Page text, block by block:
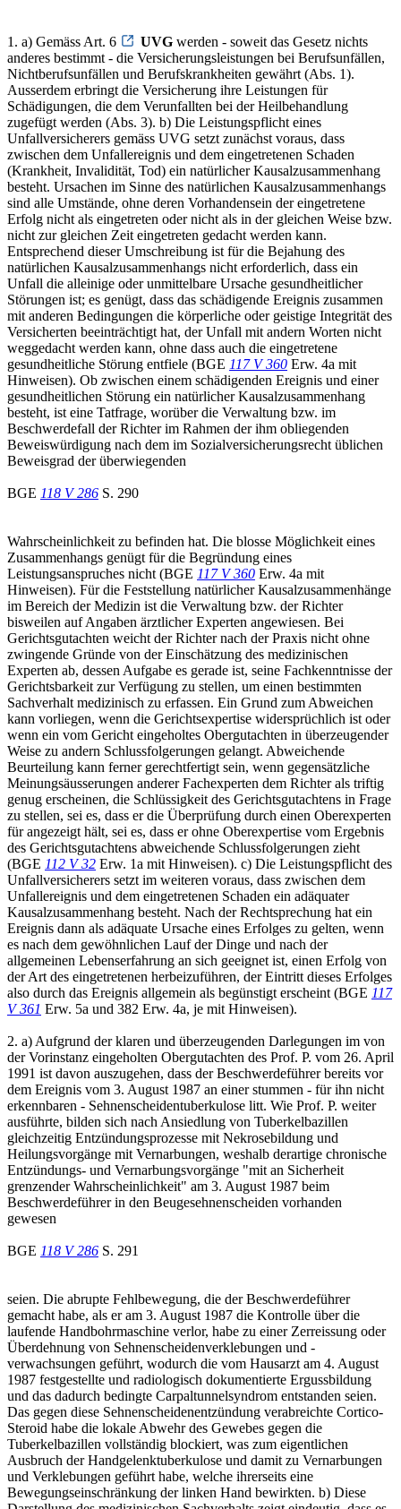
1. a) Gemäss Art. 6 UVG werden - soweit das Gesetz nichts
anderes bestimmt - die Versicherungsleistungen bei Berufsunfällen,
Nichtberufsunfällen und Berufskrankheiten gewährt (Abs. 1).
Ausserdem erbringt die Versicherung ihre Leistungen für
Schädigungen, die dem Verunfallten bei der Heilbehandlung
zugefügt werden (Abs. 3). b) Die Leistungspflicht eines
Unfallversicherers gemäss UVG setzt zunächst voraus, dass
zwischen dem Unfallereignis und dem eingetretenen Schaden
(Krankheit, Invalidität, Tod) ein natürlicher Kausalzusammenhang
besteht. Ursachen im Sinne des natürlichen Kausalzusammenhangs
sind alle Umstände, ohne deren Vorhandensein der eingetretene
Erfolg nicht als eingetreten oder nicht als in der gleichen Weise bzw.
nicht zur gleichen Zeit eingetreten gedacht werden kann.
Entsprechend dieser Umschreibung ist für die Bejahung des
natürlichen Kausalzusammenhangs nicht erforderlich, dass ein
Unfall die alleinige oder unmittelbare Ursache gesundheitlicher
Störungen ist; es genügt, dass das schädigende Ereignis zusammen
mit anderen Bedingungen die körperliche oder geistige Integrität des
Versicherten beeinträchtigt hat, der Unfall mit andern Worten nicht
weggedacht werden kann, ohne dass auch die eingetretene
gesundheitliche Störung entfiele (BGE 117 V 360 Erw. 4a mit
Hinweisen). Ob zwischen einem schädigenden Ereignis und einer
gesundheitlichen Störung ein natürlicher Kausalzusammenhang
besteht, ist eine Tatfrage, worüber die Verwaltung bzw. im
Beschwerdefall der Richter im Rahmen der ihm obliegenden
Beweiswürdigung nach dem im Sozialversicherungsrecht üblichen
Beweisgrad der überwiegenden
BGE 118 V 286 S. 290
Wahrscheinlichkeit zu befinden hat. Die blosse Möglichkeit eines
Zusammenhangs genügt für die Begründung eines
Leistungsanspruches nicht (BGE 117 V 360 Erw. 4a mit
Hinweisen). Für die Feststellung natürlicher Kausalzusammenhänge
im Bereich der Medizin ist die Verwaltung bzw. der Richter
bisweilen auf Angaben ärztlicher Experten angewiesen. Bei
Gerichtsgutachten weicht der Richter nach der Praxis nicht ohne
zwingende Gründe von der Einschätzung des medizinischen
Experten ab, dessen Aufgabe es gerade ist, seine Fachkenntnisse der
Gerichtsbarkeit zur Verfügung zu stellen, um einen bestimmten
Sachverhalt medizinisch zu erfassen. Ein Grund zum Abweichen
kann vorliegen, wenn die Gerichtsexpertise widersprüchlich ist oder
wenn ein vom Gericht eingeholtes Obergutachten in überzeugender
Weise zu andern Schlussfolgerungen gelangt. Abweichende
Beurteilung kann ferner gerechtfertigt sein, wenn gegensätzliche
Meinungsäusserungen anderer Fachexperten dem Richter als triftig
genug erscheinen, die Schlüssigkeit des Gerichtsgutachtens in Frage
zu stellen, sei es, dass er die Überprüfung durch einen Oberexperten
für angezeigt hält, sei es, dass er ohne Oberexpertise vom Ergebnis
des Gerichtsgutachtens abweichende Schlussfolgerungen zieht
(BGE 112 V 32 Erw. 1a mit Hinweisen). c) Die Leistungspflicht des
Unfallversicherers setzt im weiteren voraus, dass zwischen dem
Unfallereignis und dem eingetretenen Schaden ein adäquater
Kausalzusammenhang besteht. Nach der Rechtsprechung hat ein
Ereignis dann als adäquate Ursache eines Erfolges zu gelten, wenn
es nach dem gewöhnlichen Lauf der Dinge und nach der
allgemeinen Lebenserfahrung an sich geeignet ist, einen Erfolg von
der Art des eingetretenen herbeizuführen, der Eintritt dieses Erfolges
also durch das Ereignis allgemein als begünstigt erscheint (BGE 117
V 361 Erw. 5a und 382 Erw. 4a, je mit Hinweisen).
2. a) Aufgrund der klaren und überzeugenden Darlegungen im von
der Vorinstanz eingeholten Obergutachten des Prof. P. vom 26. April
1991 ist davon auszugehen, dass der Beschwerdeführer bereits vor
dem Ereignis vom 3. August 1987 an einer stummen - für ihn nicht
erkennbaren - Sehnenscheidentuberkulose litt. Wie Prof. P. weiter
ausführte, bilden sich nach Ansiedlung von Tuberkelbazillen
gleichzeitig Entzündungsprozesse mit Nekrosebildung und
Heilungsvorgänge mit Vernarbungen, weshalb derartige chronische
Entzündungs- und Vernarbungsvorgänge "mit an Sicherheit
grenzender Wahrscheinlichkeit" am 3. August 1987 beim
Beschwerdeführer in den Beugesehnenscheiden vorhanden
gewesen
BGE 118 V 286 S. 291
seien. Die abrupte Fehlbewegung, die der Beschwerdeführer
gemacht habe, als er am 3. August 1987 die Kontrolle über die
laufende Handbohrmaschine verlor, habe zu einer Zerreissung oder
Überdehnung von Sehnenscheidenverklebungen und -
verwachsungen geführt, wodurch die vom Hausarzt am 4. August
1987 festgestellte und radiologisch dokumentierte Ergussbildung
und das dadurch bedingte Carpaltunnelsyndrom entstanden seien.
Das gegen diese Sehnenscheidenentzündung verabreichte Cortico-
Steroid habe die lokale Abwehr des Gewebes gegen die
Tuberkelbazillen vollständig blockiert, was zum eigentlichen
Ausbruch der Handgelenktuberkulose und damit zu Vernarbungen
und Verklebungen geführt habe, welche ihrerseits eine
Bewegungseinschränkung der linken Hand bewirkten. b) Diese